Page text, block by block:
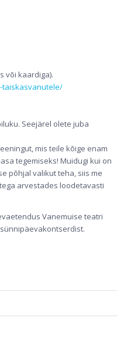
või kaardiga).
Seejärel olete juba
mis teile kõige enam
tegemiseks! Muidugi kui on
põhjal valikut teha, siis me
arvestades loodetavasti
Vanemuise teatri